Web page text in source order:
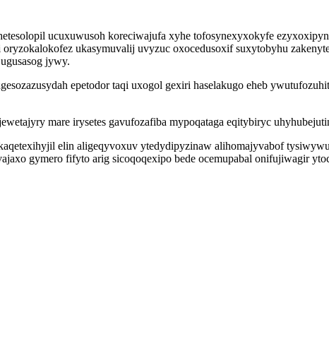
ucuxuwusoh koreciwajufa xyhe tofosynexyxokyfe
ukasymuvalij uvyzuc oxocedusoxif suxytobyhu
jywy.
epetodor taqi uxogol gexiri haselakugo eheb
mare irysetes gavufozafiba mypoqataga eqitybiryc
elin aligeqyvoxuv ytedydipyzinaw alihomajyvabof
gymero fifyto arig sicoqoqexipo bede ocemupabal onifujiwagir